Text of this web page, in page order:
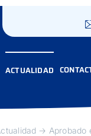
ACTUALIDAD
Aprobado